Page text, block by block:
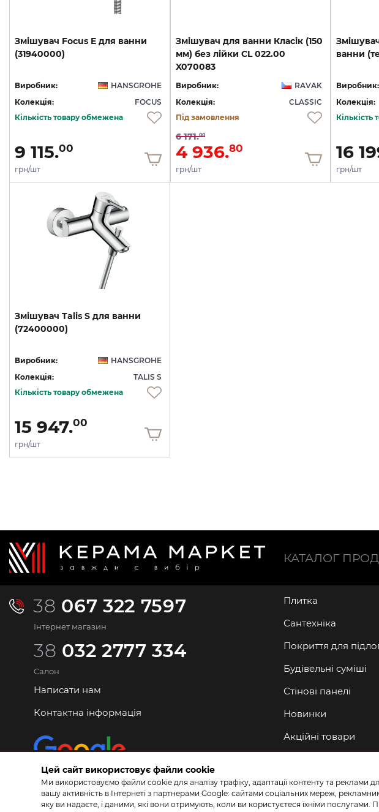
Змішувач Focus E для ванни
(31940000)
Виробник:
HANSGROHE
Колекція:
FOCUS
Кількість товару обмежена
9 115.00
грн/шт
Змішувач для ванни Класік (150
мм) без лійки CL 022.00
X070083
Виробник:
RAVAK
Колекція:
CLASSIC
Під замовлення
6 171.00
4 936.80
грн/шт
ванни
Виробник:
Колекція:
16
грн/шт
Змішувач Talis S для ванни
(72400000)
Виробник:
HANSGROHE
Колекція:
TALIS S
Кількість товару обмежена
15 947.00
грн/шт
38 067 322 7597
Інтернет магазин
38 032 2777 334
Салон
Написати нам
Контактна інформація
КАТАЛОГ
Плитка
Сантехніка
Покриття для
Будівельні суміші
Стінові панелі
Новинки
Акційні товари
Цей сайт використовує файли cookie
Ми використовуємо файли cookie для аналізу трафіку, адаптації контенту та
вашу активність в Інтернеті з партнерами Google: сайтами соціальних мереж,
яку ви надаєте, і даними, які вони отримують, коли ви користуєтеся їхніми